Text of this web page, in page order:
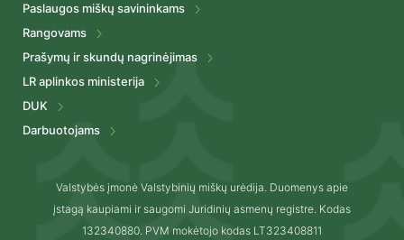
Paslaugos miškų savininkams
Rangovams
Prašymų ir skundų nagrinėjimas
LR aplinkos ministerija
DUK
Darbuotojams
Valstybės įmonė Valstybinių miškų urėdija. Duomenys apie
įstagą kaupiami ir saugomi Juridinių asmenų registre. Kodas
132340880. PVM mokėtojo kodas LT323408811